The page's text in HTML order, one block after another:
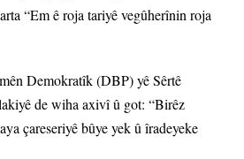
“Em ê roja tariyê vegûherînin roja
Demokratîk (DBP) yê Sêrtê
de wiha axivî û got: “Birêz
çareseriyê bûye yek û îradeyeke